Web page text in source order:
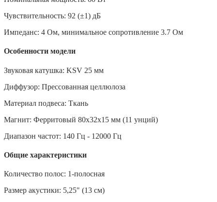
Чувствительность: 92 (±1) дБ
Импеданс: 4 Ом, минимальное сопротивление 3.7 Ом
Особенности модели
Звуковая катушка: KSV 25 мм
Диффузор: Прессованная целлюлоза
Материал подвеса: Ткань
Магнит: Ферритовый 80х32х15 мм (11 унций)
Диапазон частот: 140 Гц - 12000 Гц
Общие характеристики
Количество полос: 1-полосная
Размер акустики: 5,25" (13 см)